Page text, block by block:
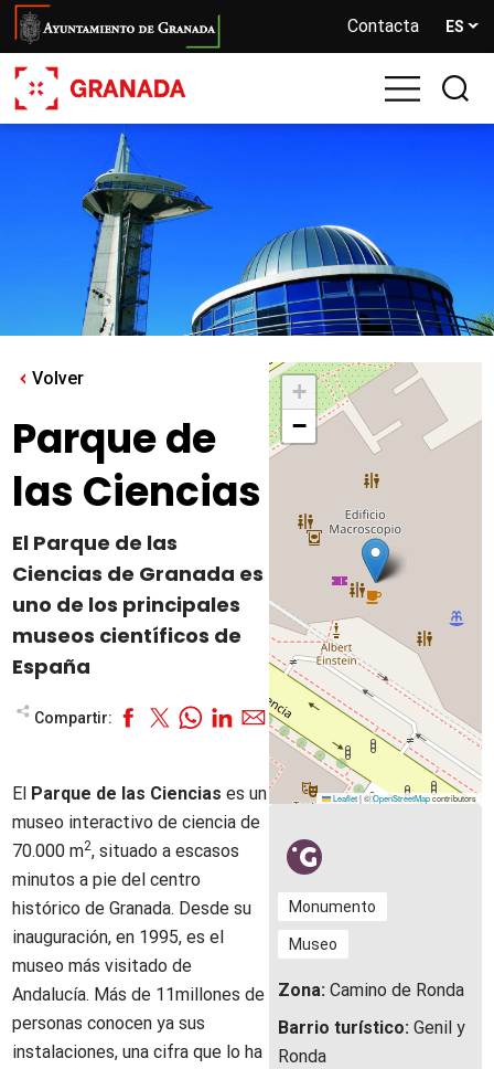
Pasar
contenido
principal
Contacta ES
Volver
Parque de
las Ciencias
El Parque de las
Ciencias de Granada es
uno de los principales
museos científicos de
España
Compartir:
El Parque de las Ciencias es un
museo interactivo de ciencia de
70.000 m2, situado a escasos
minutos a pie del centro
histórico de Granada. Desde su
inauguración, en 1995, es el
museo más visitado de
Andalucía. Más de 11millones de
personas conocen ya sus
instalaciones, una cifra que lo ha
+
−
Leaflet |©OpenStreetMapcontributors
Monumento
Museo
Zona: Camino de Ronda
Barrio turístico: Genil y
Ronda